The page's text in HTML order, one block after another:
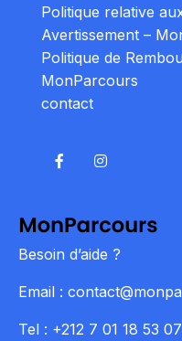
Politique relative
Avertissement –
Politique de
MonParcours
contact
Besoin d’aide ?
Email :
Tel : +212 7 01 18 53 07